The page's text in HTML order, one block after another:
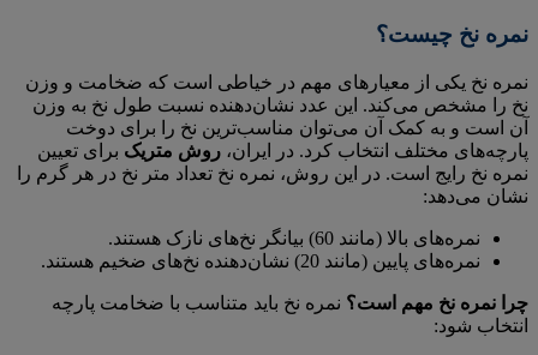
نمره نخ چیست؟
نمره نخ یکی از معیارهای مهم در خیاطی است که ضخامت و وزن
نخ را مشخص می‌کند. این عدد نشان‌دهنده نسبت طول نخ به وزن
آن است و به کمک آن می‌توان مناسب‌ترین نخ را برای دوخت
پارچه‌های مختلف انتخاب کرد. در ایران، روش متریک برای تعیین
نمره نخ رایج است. در این روش، نمره نخ تعداد متر نخ در هر گرم را
نشان می‌دهد:
نمره‌های بالا (مانند 60) بیانگر نخ‌های نازک هستند.
نمره‌های پایین (مانند 20) نشان‌دهنده نخ‌های ضخیم هستند.
چرا نمره نخ مهم است؟ نمره نخ باید متناسب با ضخامت پارچه
انتخاب شود: